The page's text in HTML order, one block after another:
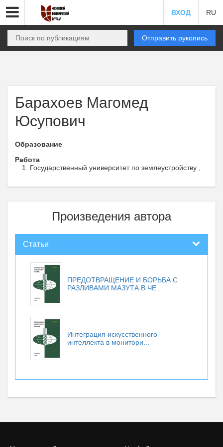
ВХОД RU
Отправить рукопись
Барахоев Магомед
Юсупович
Образование
Работа
Государственный университет по землеустройству ,
Произведения автора
Статьи
ПРЕДОТВРАЩЕНИЕ И БОРЬБА С
РАЗЛИВАМИ МАЗУТА В ЧЕ...
Интеграция искусственного
интеллекта в монитори...